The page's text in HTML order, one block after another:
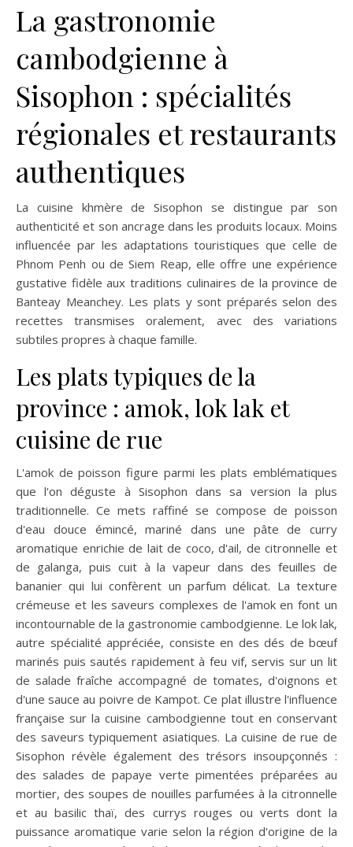
La gastronomie
cambodgienne à
Sisophon : spécialités
régionales et restaurants
authentiques
La cuisine khmère de Sisophon se distingue par son
authenticité et son ancrage dans les produits locaux. Moins
influencée par les adaptations touristiques que celle de
Phnom Penh ou de Siem Reap, elle offre une expérience
gustative fidèle aux traditions culinaires de la province de
Banteay Meanchey. Les plats y sont préparés selon des
recettes transmises oralement, avec des variations
subtiles propres à chaque famille.
Les plats typiques de la
province : amok, lok lak et
cuisine de rue
L'amok de poisson figure parmi les plats emblématiques
que l'on déguste à Sisophon dans sa version la plus
traditionnelle. Ce mets raffiné se compose de poisson
d'eau douce émincé, mariné dans une pâte de curry
aromatique enrichie de lait de coco, d'ail, de citronnelle et
de galanga, puis cuit à la vapeur dans des feuilles de
bananier qui lui confèrent un parfum délicat. La texture
crémeuse et les saveurs complexes de l'amok en font un
incontournable de la gastronomie cambodgienne. Le lok lak,
autre spécialité appréciée, consiste en des dés de bœuf
marinés puis sautés rapidement à feu vif, servis sur un lit
de salade fraîche accompagné de tomates, d'oignons et
d'une sauce au poivre de Kampot. Ce plat illustre l'influence
française sur la cuisine cambodgienne tout en conservant
des saveurs typiquement asiatiques. La cuisine de rue de
Sisophon révèle également des trésors insoupçonnés :
des salades de papaye verte pimentées préparées au
mortier, des soupes de nouilles parfumées à la citronnelle
et au basilic thaï, des currys rouges ou verts dont la
puissance aromatique varie selon la région d'origine de la